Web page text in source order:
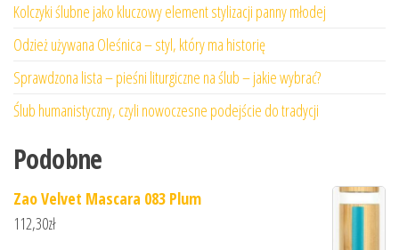
Kolczyki ślubne jako kluczowy element stylizacji panny młodej
Odzież używana Oleśnica – styl, który ma historię
Sprawdzona lista – pieśni liturgiczne na ślub – jakie wybrać?
Ślub humanistyczny, czyli nowoczesne podejście do tradycji
Podobne
Zao Velvet Mascara 083 Plum
112,30zł